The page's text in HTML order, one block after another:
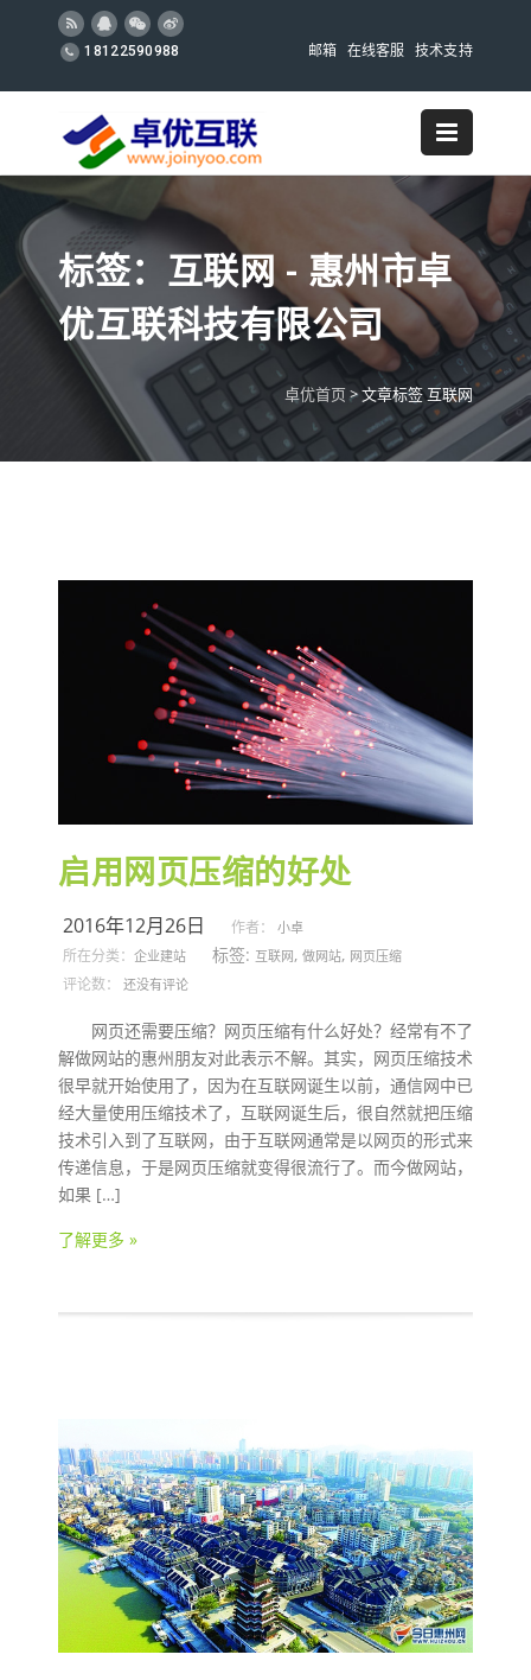
18122590988 邮箱 在线客服 技术支持
标签：互联网 - 惠州市卓
优互联科技有限公司
卓优首页 >文章标签 互联网
启用网页压缩的好处
2016年12月26日 作者： 小卓
所在分类： 企业建站 标签: 互联网, 做网站, 网页压缩
评论数： 还没有评论
网页还需要压缩？网页压缩有什么好处？经常有不了
解做网站的惠州朋友对此表示不解。其实，网页压缩技术
很早就开始使用了，因为在互联网诞生以前，通信网中已
经大量使用压缩技术了，互联网诞生后，很自然就把压缩
技术引入到了互联网，由于互联网通常是以网页的形式来
传递信息，于是网页压缩就变得很流行了。而今做网站，
如果 […]
了解更多 »